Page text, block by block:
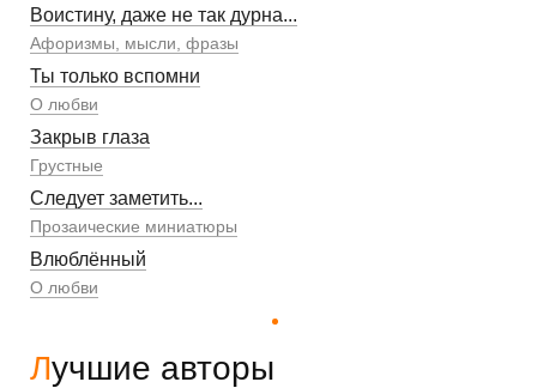
Воистину, даже не так дурна...
Афоризмы, мысли, фразы
Ты только вспомни
О любви
Закрыв глаза
Грустные
Следует заметить...
Прозаические миниатюры
Влюблённый
О любви
Лучшие авторы